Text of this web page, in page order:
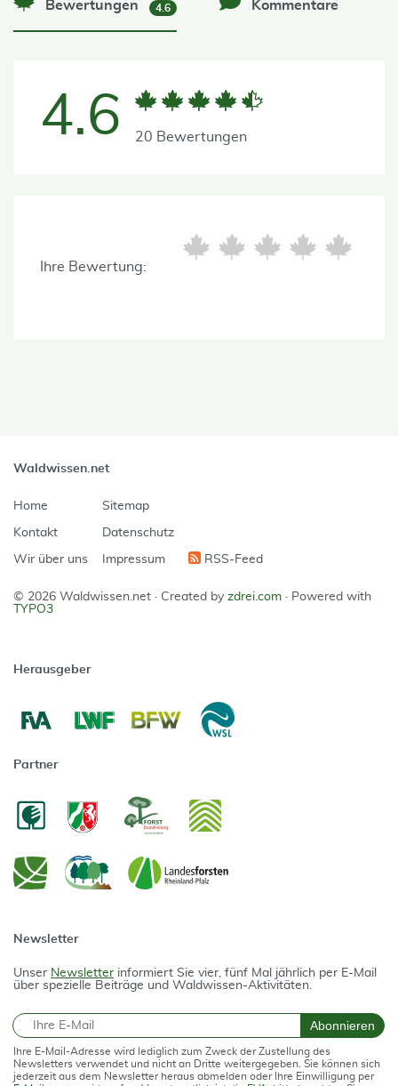
Bewertungen 4.6 Kommentare
4.6 20 Bewertungen
Ihre Bewertung:
Waldwissen.net
Home
Kontakt
Wir über uns
Sitemap
Datenschutz
Impressum RSS-Feed
© 2026 Waldwissen.net · Created by zdrei.com · Powered with
TYPO3
Herausgeber
Partner
Newsletter
Unser Newsletter informiert Sie vier, fünf Mal jährlich per E-Mail
über spezielle Beiträge und Waldwissen-Aktivitäten.
E-Mail Abonnieren
Ihre E-Mail-Adresse wird lediglich zum Zweck der Zustellung des
Newsletters verwendet und nicht an Dritte weitergegeben. Sie können sich
jederzeit aus dem Newsletter heraus abmelden oder Ihre Einwilligung per